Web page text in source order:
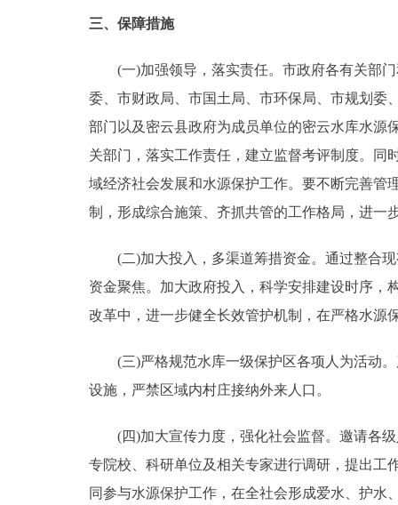
三、保障措施
(一)加强领导，落实责任。市政府各有关部门
委、市财政局、市国土局、市环保局、市规划委
部门以及密云县政府为成员单位的密云水库水源
关部门，落实工作责任，建立监督考评制度。同
域经济社会发展和水源保护工作。要不断完善管
制，形成综合施策、齐抓共管的工作格局，进一
(二)加大投入，多渠道筹措资金。通过整合现
资金聚焦。加大政府投入，科学安排建设时序，
改革中，进一步健全长效管护机制，在严格水源
(三)严格规范水库一级保护区各项人为活动。
设施，严禁区域内村庄接纳外来人口。
(四)加大宣传力度，强化社会监督。邀请各级
专院校、科研单位及相关专家进行调研，提出工
同参与水源保护工作，在全社会形成爱水、护水